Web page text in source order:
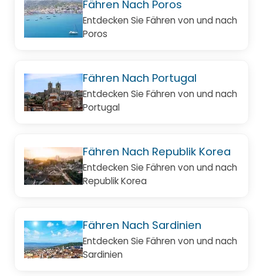
Fähren Nach Poros
Entdecken Sie Fähren von und nach
Poros
Fähren Nach Portugal
Entdecken Sie Fähren von und nach
Portugal
Fähren Nach Republik Korea
Entdecken Sie Fähren von und nach
Republik Korea
Fähren Nach Sardinien
Entdecken Sie Fähren von und nach
Sardinien